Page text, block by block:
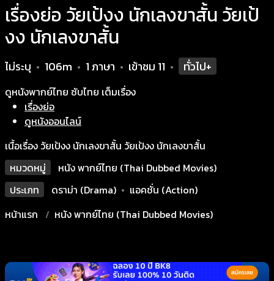
เรื่องย่อ วัยเป้งง นักเลงขาสั้น วัยเป้
งง นักเลงขาสั้น
ไม่ระบุ • 106m • 1 ภาษา • เข้าชม 11 • ทั่วไป+
ดูหนังพากย์ไทย ซับไทย เต็มเรื่อง
เรื่องย่อ
ดูหนังออนไลน์
เนื้อเรื่อง วัยเป้งง นักเลงขาสั้น วัยเป้งง นักเลงขาสั้น
หมวดหมู่
หนัง พากย์ไทย (Thai Dubbed Movies)
ประเภท
ดราม่า (Drama) • แอคชั่น (Action)
หน้าแรก
หนัง พากย์ไทย (Thai Dubbed Movies)